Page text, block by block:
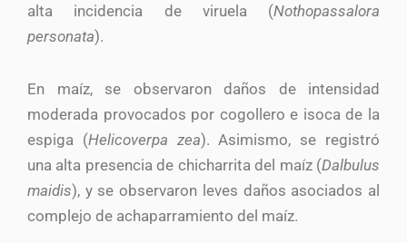
alta incidencia de viruela (Nothopassalora
personata).
En maíz, se observaron daños de intensidad
moderada provocados por cogollero e isoca de la
espiga (Helicoverpa zea). Asimismo, se registró
una alta presencia de chicharrita del maíz (Dalbulus
maidis), y se observaron leves daños asociados al
complejo de achaparramiento del maíz.